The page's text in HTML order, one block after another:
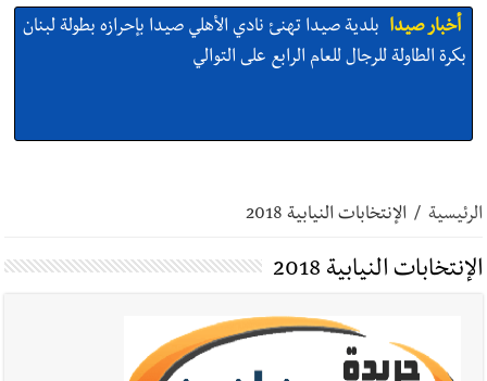
أخبار صيدا بلدية صيدا تهنئ نادي الأهلي صيدا بإحرازه بطولة لبنان
بكرة الطاولة للرجال للعام الرابع على التوالي
تقنية حول الحد من النفايات البحرية وشباك الصيد المهملة
الرئيسية / الإنتخابات النيابية 2018
الإنتخابات النيابية 2018